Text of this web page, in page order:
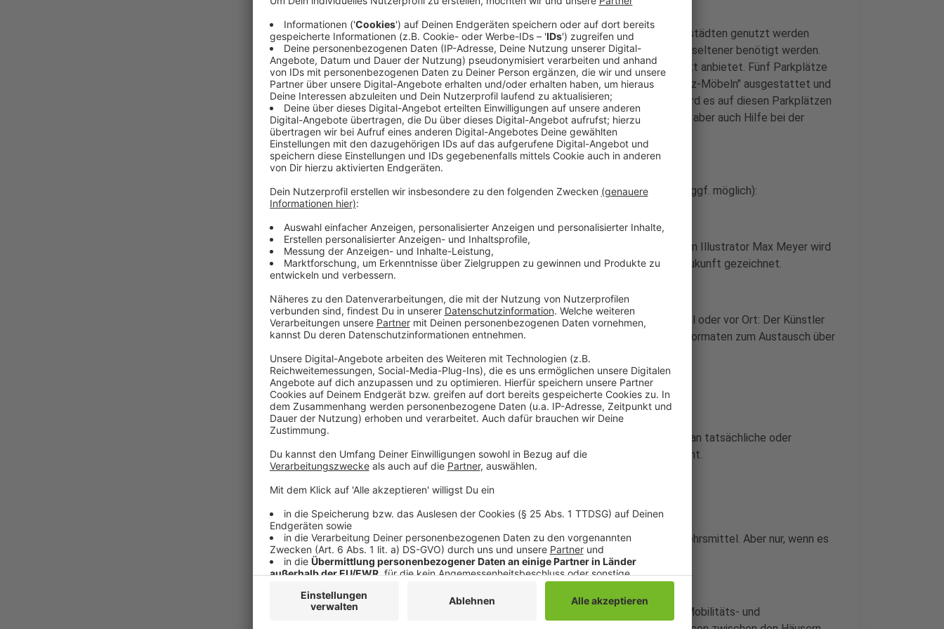
Die "Stadt-Terrassen" sollen zeigen, wie Parkflächen in den Innenstädten genutzt werden
könnten, wenn sie irgendwann im Zuge der Verkehrswende immer seltener benötigt werden.
Mönchengladbach ist die erste Stadt, die jetzt ein solches Projekt anbietet. Fünf Parkplätze
auf der Goethestraße wurden mit speziell entwickelten "Parkplatz-Möbeln" ausgestattet und
sollen die Menschen zum Verweilen einladen. Unter der Woche wird es auf diesen Parkplätzen
jeden Tag verschiedene Events geben - darunter Kunst-Aktionen, aber auch Hilfe bei der
Fahrrad-Reparatur.
Folgende Programmpunkte sind bis 29. Mai geplant (Änderungen ggf. möglich):
Immer montags: Zukunft zeichnen (ab 19 Uhr) Gemeinsam mit dem Illustrator Max Meyer wird
dem Fluchtpunkt gefolgt und goeth’sche Impressionen aus der Zukunft gezeichnet.
Immer dienstags: Flanieren und Phantasieren (ab 19 Uhr) Ob digital oder vor Ort: Der Künstler
Norbert Krause lädt die Anwohnerschaft mit seinen Beteiligungsformaten zum Austausch über
Sinn und Unsinn parkender Sitzgelegenheiten ein.
Immer mittwochs: Postkartenpoesie
Mit Wortakrobaten Marco Jonas Jahn geht es ab 19 Uhr textlich an tatsächliche oder
phantastische Zukünfte heran. Die werden dann zu Papier gebracht.
Immer donnerstags: Ran an die Radstelle
Das Fahrrad mausert sich zu einem der wichtigsten urbanen Verkehrsmittel. Aber nur, wenn es
nicht platt im Keller steht. Die Radstelle will helfen.
Immer freitags: Parkplatzplauderei Norbert Krause plaudert mit Mobilitäts- und